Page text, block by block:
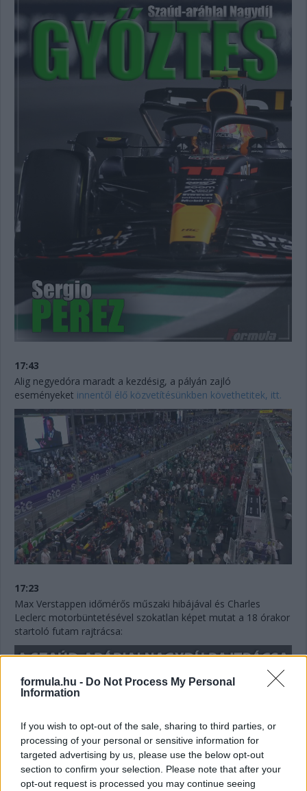
formula.hu - Do Not Process My Personal
Information
If you wish to opt-out of the sale, sharing to third parties, or
processing of your personal or sensitive information for
targeted advertising by us, please use the below opt-out
section to confirm your selection. Please note that after your
opt-out request is processed you may continue seeing
17:43
Alig negyedóra maradt a kezdésig, a pályán zajló
eseményeket innentől élő közvetítésünkben követhetitek, itt.
17:23
Max Verstappen időmérős műszaki hibájával és Charles
Leclerc motorbüntetésével szokatlan képet mutat a 18 órakor
startoló futam rajtrácsa: